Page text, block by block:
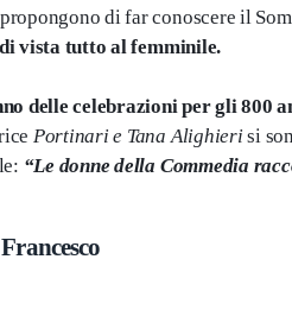
di far conoscere il
vista tutto al femminile.
delle celebrazioni per gli 800
Portinari e Tana Alighierisi
“Le donne della Commedia